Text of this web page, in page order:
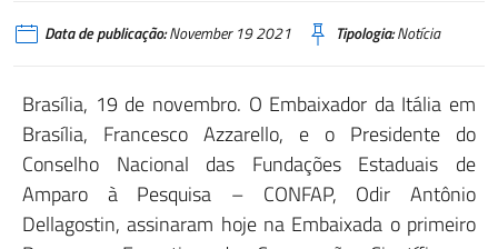
Data de publicação:November 19 2021 Tipologia:Notícia
Brasília, 19 de novembro. O Embaixador da Itália em
Brasília, Francesco Azzarello, e o Presidente do
Conselho Nacional das Fundações Estaduais de
Amparo à Pesquisa – CONFAP, Odir Antônio
Dellagostin, assinaram hoje na Embaixada o primeiro